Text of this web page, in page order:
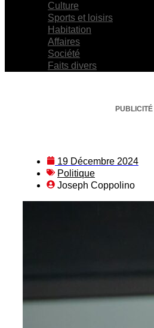
Culture
Sports et loisirs
Habitation
Affaires
Société
Faits divers
PUBLICITÉ
19 Décembre 2024
Politique
Joseph Coppolino